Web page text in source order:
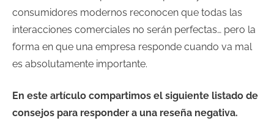
consumidores modernos reconocen que todas las
interacciones comerciales no serán perfectas… pero la
forma en que una empresa responde cuando va mal
es absolutamente importante.
En este artículo compartimos el siguiente listado de
consejos para responder a una reseña negativa.